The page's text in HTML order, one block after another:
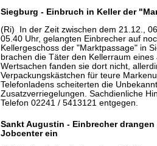
Siegburg - Einbruch in Keller der
(Ri) In der Zeit zwischen dem 21.12.,
05.40 Uhr, gelangten Einbrecher auf
Kellergeschoss der "Marktpassage" in
brachen die Täter den Kellerraum
Wertsachen fanden sie dort nicht,
Verpackungskästchen für teure
Telefonladens scheiterten die
Zusatzverriegelungen. Sachdienliche
Telefon 02241 / 5413121 entgegen.
Sankt Augustin - Einbrecher
Jobcenter ein